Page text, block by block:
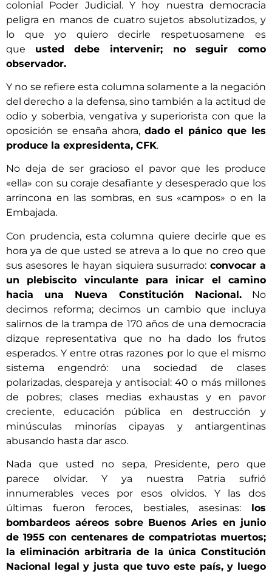
colonial Poder Judicial. Y hoy nuestra democracia
peligra en manos de cuatro sujetos absolutizados, y
lo que yo quiero decirle respetuosamene es
que usted debe intervenir; no seguir como
observador.
Y no se refiere esta columna solamente a la negación
del derecho a la defensa, sino también a la actitud de
odio y soberbia, vengativa y superiorista con que la
oposición se ensaña ahora, dado el pánico que les
produce la expresidenta, CFK.
No deja de ser gracioso el pavor que les produce
«ella» con su coraje desafiante y desesperado que los
arrincona en las sombras, en sus «campos» o en la
Embajada.
Con prudencia, esta columna quiere decirle que es
hora ya de que usted se atreva a lo que no creo que
sus asesores le hayan siquiera susurrado: convocar a
un plebiscito vinculante para inicar el camino
hacia una Nueva Constitución Nacional.No
decimos reforma; decimos un cambio que incluya
salirnos de la trampa de 170 años de una democracia
dizque representativa que no ha dado los frutos
esperados. Y entre otras razones por lo que el mismo
sistema engendró: una sociedad de clases
polarizadas, despareja y antisocial: 40 o más millones
de pobres; clases medias exhaustas y en pavor
creciente, educación pública en destrucción y
minúsculas minorías cipayas y antiargentinas
abusando hasta dar asco.
Nada que usted no sepa, Presidente, pero que
parece olvidar. Y ya nuestra Patria sufrió
innumerables veces por esos olvidos. Y las dos
últimas fueron feroces, bestiales, asesinas: los
bombardeos aéreos sobre Buenos Aries en junio
de 1955 con centenares de compatriotas muertos;
la eliminación arbitraria de la única Constitución
Nacional legal y justa que tuvo este país, y luego